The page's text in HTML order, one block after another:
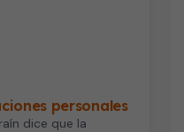
personales
dice que la